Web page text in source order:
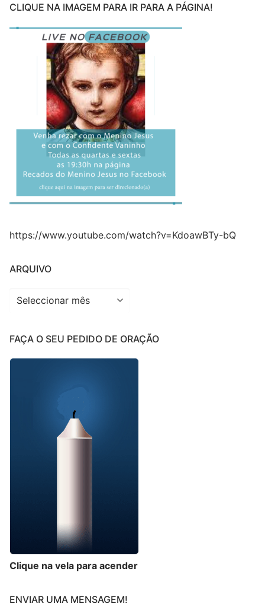
CLIQUE NA IMAGEM PARA IR PARA A PÁGINA!
https://www.youtube.com/watch?v=KdoawBTy-bQ
ARQUIVO
Arquivo
FAÇA O SEU PEDIDO DE ORAÇÃO
Clique na vela para acender
ENVIAR UMA MENSAGEM!